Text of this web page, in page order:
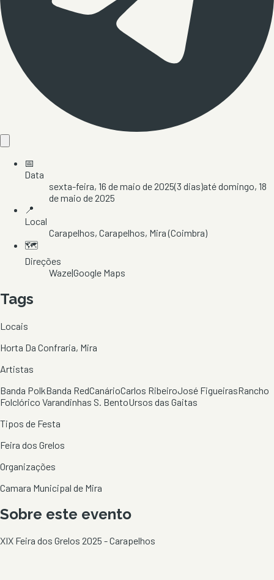
📅
Data
sexta-feira, 16 de maio de 2025(3 dias)atédomingo, 18
de maio de 2025
📍
Local
Carapelhos, Carapelhos, Mira(Coimbra)
🗺️
Direções
Waze|Google Maps
Tags
Locais
Horta Da Confraria, Mira
Artistas
Banda PolkBanda RedCanárioCarlos RibeiroJosé FigueirasRancho
Folclórico Varandinhas S. BentoUrsos das Gaitas
Tipos de Festa
Feira dos Grelos
Organizações
Camara Municipal de Mira
Sobre este evento
XIX Feira dos Grelos 2025 - Carapelhos